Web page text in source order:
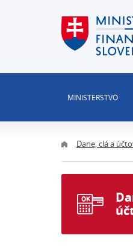
MINISTERSTVO
Dane, clá a